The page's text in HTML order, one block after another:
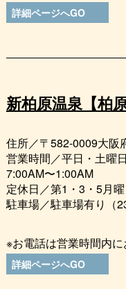
詳細ページへGO
新柏原温泉【柏原
住所／〒582-0009大阪
営業時間／平日・土曜
7:00AM〜1:00AM
定休日／第1・3・5月
駐車場／駐車場有り（
※お電話は営業時間内に
詳細ページへGO